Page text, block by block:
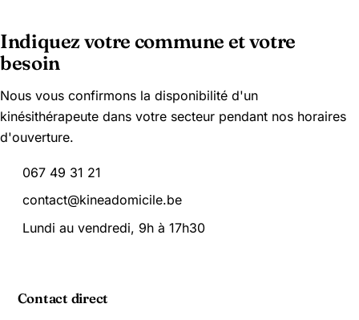
Indiquez votre commune et votre
besoin
Nous vous confirmons la disponibilité d'un
kinésithérapeute dans votre secteur pendant nos horaires
d'ouverture.
067 49 31 21
contact@kineadomicile.be
Lundi au vendredi, 9h à 17h30
Contact direct